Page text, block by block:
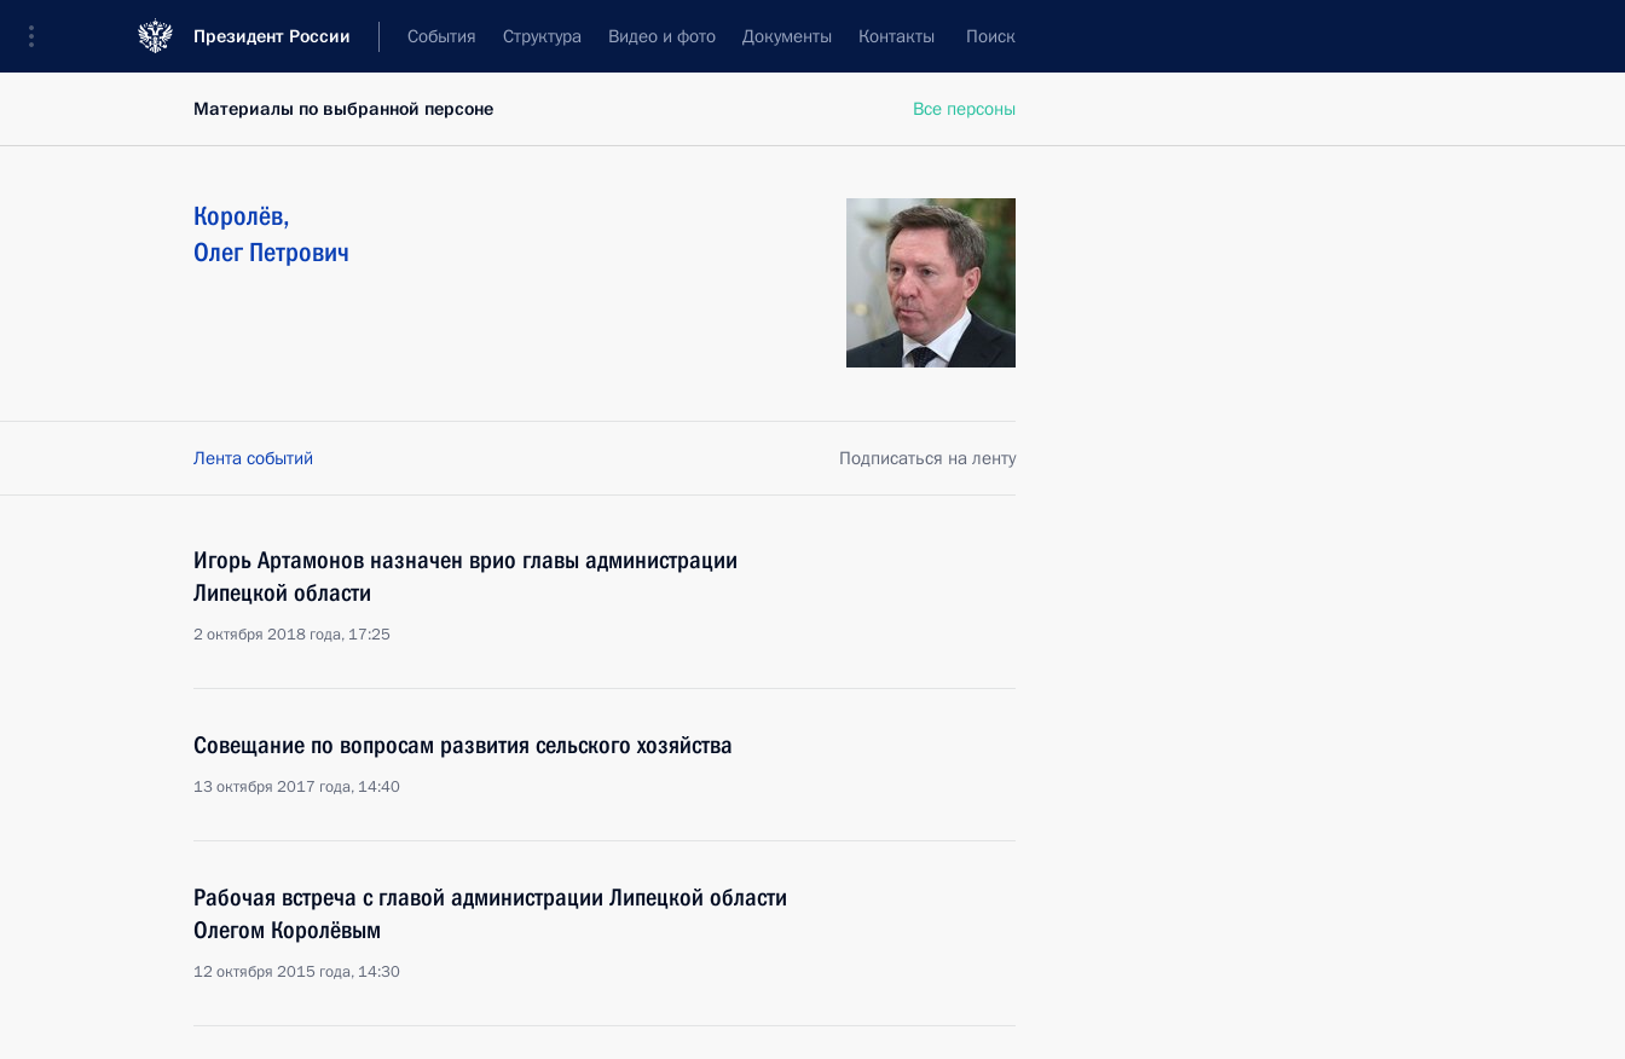
Президент России События Структура Видео и фото Документы Контакты Поиск
Все персоны
Материалы по выбранной персоне
Королёв,
Олег Петрович
Лента событий Подписаться на ленту
Игорь Артамонов назначен врио главы администрации
Липецкой области
2 октября 2018 года, 17:25
Совещание по вопросам развития сельского хозяйства
13 октября 2017 года, 14:40
Рабочая встреча с главой администрации Липецкой области
Олегом Королёвым
12 октября 2015 года, 14:30